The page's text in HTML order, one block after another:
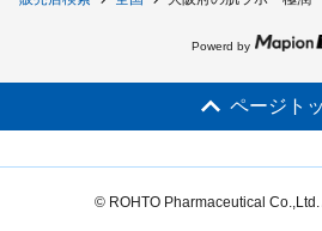
Powerd by
ページト
© ROHTO Pharmaceutical